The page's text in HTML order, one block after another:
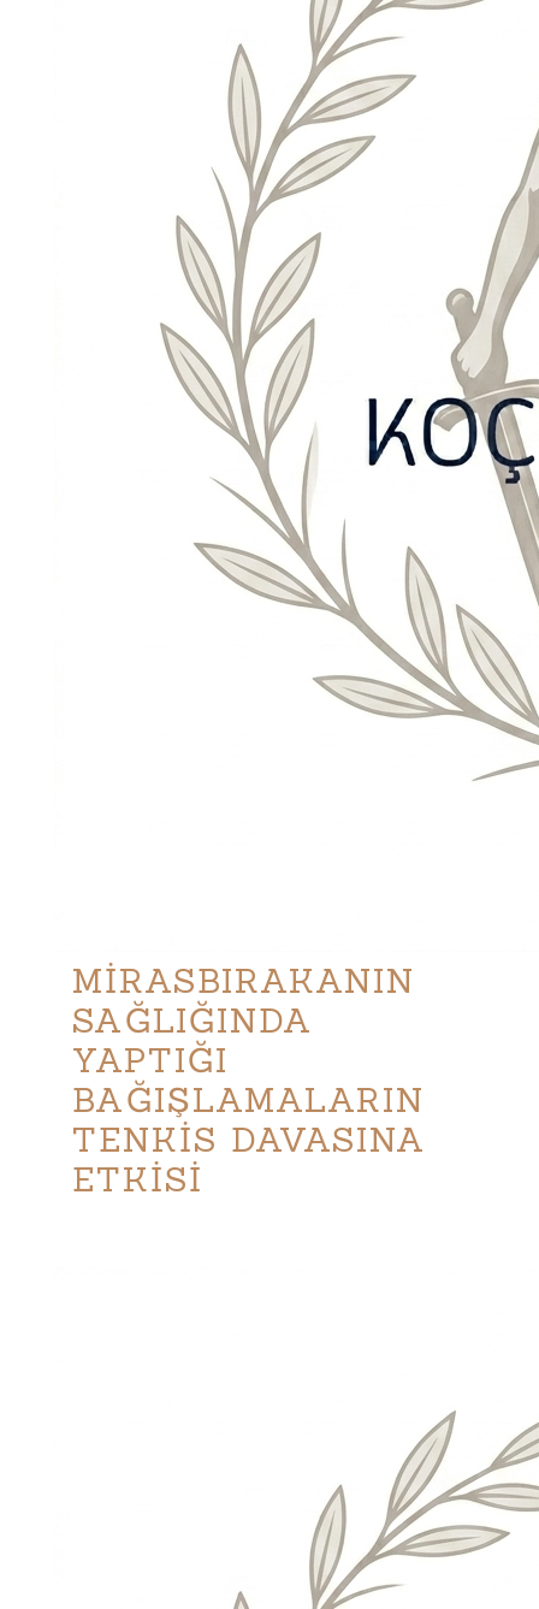
MİRASBIRAKANIN
SAĞLIĞINDA
YAPTIĞI
BAĞIŞLAMALARIN
TENKİS DAVASINA
ETKİSİ